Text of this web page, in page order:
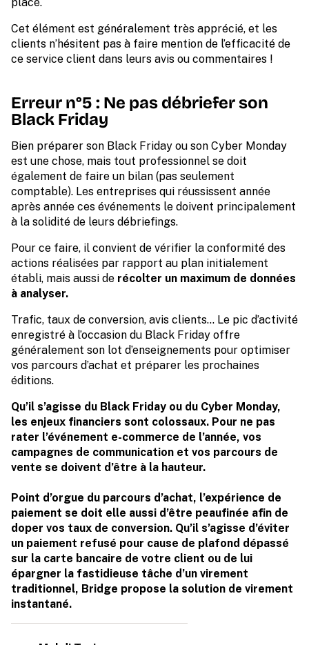
Cet élément est généralement très apprécié, et les
clients n’hésitent pas à faire mention de l’efficacité de
ce service client dans leurs avis ou commentaires !
Erreur n°5 : Ne pas débriefer son
Black Friday
Bien préparer son Black Friday ou son Cyber Monday
est une chose, mais tout professionnel se doit
également de faire un bilan (pas seulement
comptable). Les entreprises qui réussissent année
après année ces événements le doivent principalement
à la solidité de leurs débriefings.
Pour ce faire, il convient de vérifier la conformité des
actions réalisées par rapport au plan initialement
établi, mais aussi de récolter un maximum de données
à analyser.
Trafic, taux de conversion, avis clients… Le pic d’activité
enregistré à l’occasion du Black Friday offre
généralement son lot d’enseignements pour optimiser
vos parcours d’achat et préparer les prochaines
éditions.
Qu’il s’agisse du Black Friday ou du Cyber Monday,
les enjeux financiers sont colossaux. Pour ne pas
rater l’événement e-commerce de l’année, vos
campagnes de communication et vos parcours de
vente se doivent d’être à la hauteur.
Point d’orgue du parcours d’achat, l’expérience de
paiement se doit elle aussi d’être peaufinée afin de
doper vos taux de conversion. Qu’il s’agisse d’éviter
un paiement refusé pour cause de plafond dépassé
sur la carte bancaire de votre client ou de lui
épargner la fastidieuse tâche d’un virement
traditionnel, Bridge propose la solution de virement
instantané.